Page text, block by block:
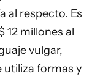
al respecto. Es
12 millones al
vulgar,
utiliza formas y